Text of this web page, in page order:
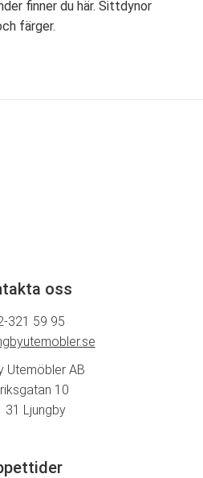
finner du här. Sittdynor
färger.
oss
321 59 95
Utemöbler AB
10
31 Ljungby